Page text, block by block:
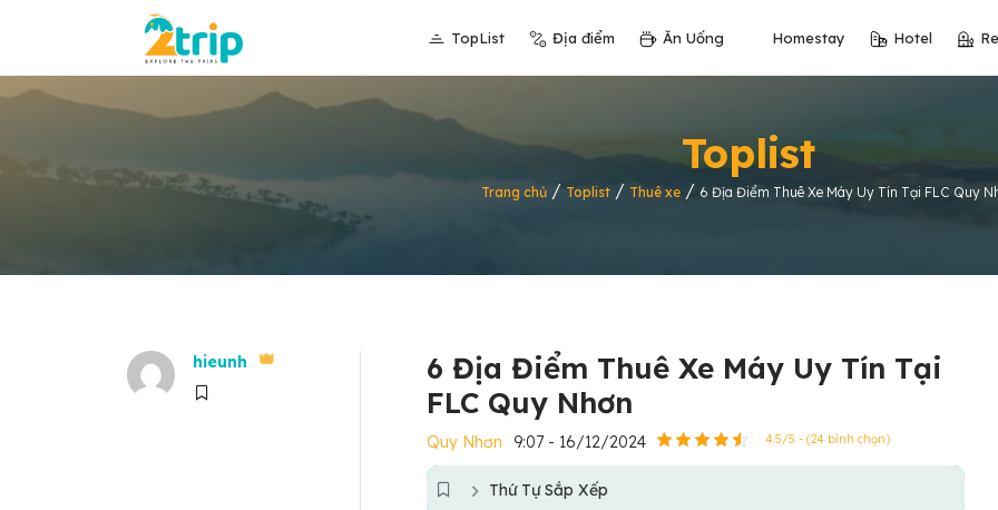
TopList Địa điểm Ăn Uống Homestay Hotel
Toplist
Trang chủ/ Toplist/ Thuê xe/ 6 Địa Điểm Thuê Xe Máy Uy Tín Tại FLC Quy
hieunh
6 Địa Điểm Thuê Xe Máy Uy Tín Tại
FLC Quy Nhơn
Quy Nhơn 9:07 - 16/12/2024 4.5/5 - (24 bình chọn)
Thứ Tự Sắp Xếp